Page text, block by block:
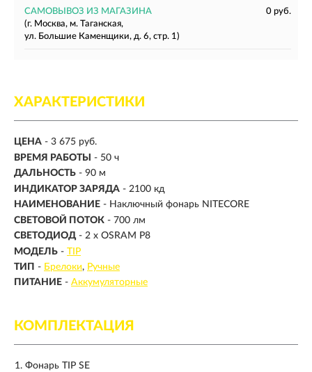
САМОВЫВОЗ ИЗ МАГАЗИНА
0 руб.
(г. Москва, м. Таганская,
ул. Большие Каменщики, д. 6, стр. 1)
ХАРАКТЕРИСТИКИ
ЦЕНА - 3 675 руб.
ВРЕМЯ РАБОТЫ
- 50 ч
ДАЛЬНОСТЬ - 90 м
ИНДИКАТОР ЗАРЯДА - 2100 кд
НАИМЕНОВАНИЕ - Наключный фонарь NITECORE
СВЕТОВОЙ ПОТОК - 700 лм
СВЕТОДИОД - 2 х OSRAM P8
МОДЕЛЬ - TIP
ТИП - Брелоки
Ручные
ПИТАНИЕ - Аккумуляторные
КОМПЛЕКТАЦИЯ
Фонарь TIP SE